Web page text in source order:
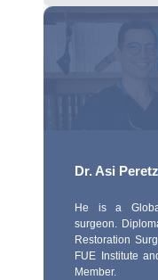
Dr. Asi Peretz
He is a
surgeon.
Restoration
FUE Institute
Member.